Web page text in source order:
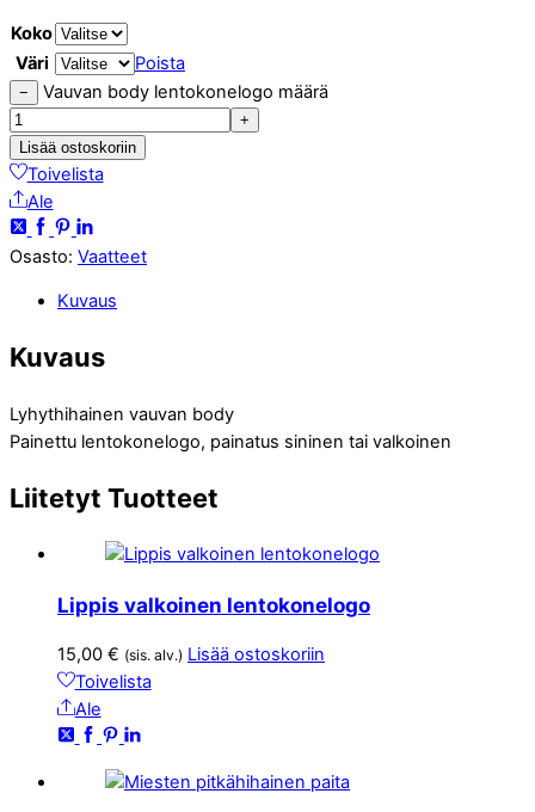
Koko
Väri
Poista
− Vauvan body lentokonelogo määrä
+
Lisää ostoskoriin
Toivelista
Ale
Osasto: Vaatteet
Kuvaus
Kuvaus
Lyhythihainen vauvan body
Painettu lentokonelogo, painatus sininen tai valkoinen
Liitetyt Tuotteet
Lippis valkoinen lentokonelogo
15,00 € (sis. alv.) Lisää ostoskoriin
Toivelista
Ale